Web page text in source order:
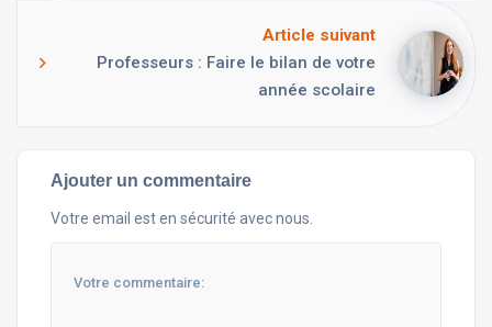
Article suivant
Professeurs : Faire le bilan de votre
année scolaire
Ajouter un commentaire
Votre email est en sécurité avec nous.